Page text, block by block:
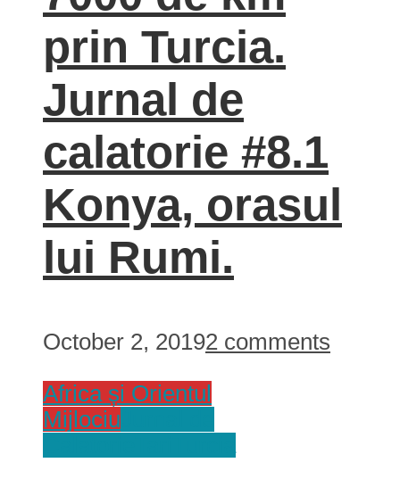
prin Turcia.
Jurnal de
calatorie #8.1
Konya, orasul
lui Rumi.
October 2, 20192 comments
Africa și Orientul
Mijlociu